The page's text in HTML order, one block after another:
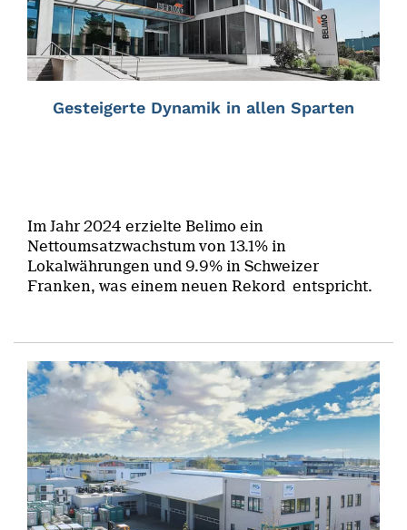
Gesteigerte Dynamik in allen Sparten
Im Jahr 2024 erzielte Belimo ein
Nettoumsatzwachstum von 13.1% in
Lokalwährungen und 9.9% in Schweizer
Franken, was einem neuen Rekord entspricht.